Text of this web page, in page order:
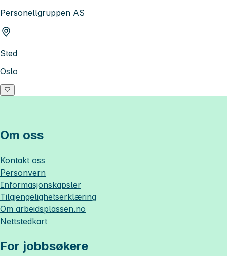
Personellgruppen AS
Sted
Oslo
Om oss
Kontakt oss
Personvern
Informasjonskapsler
Tilgjengelighetserklæring
Om arbeidsplassen.no
Nettstedkart
For jobbsøkere